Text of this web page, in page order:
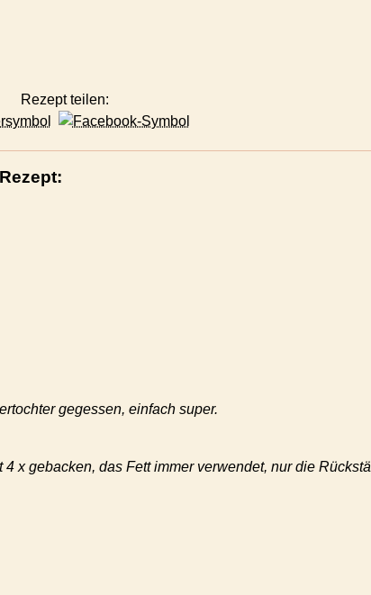
Rezept teilen:
gegessen, einfach super.
x gebacken, das Fett immer verwendet, nur die